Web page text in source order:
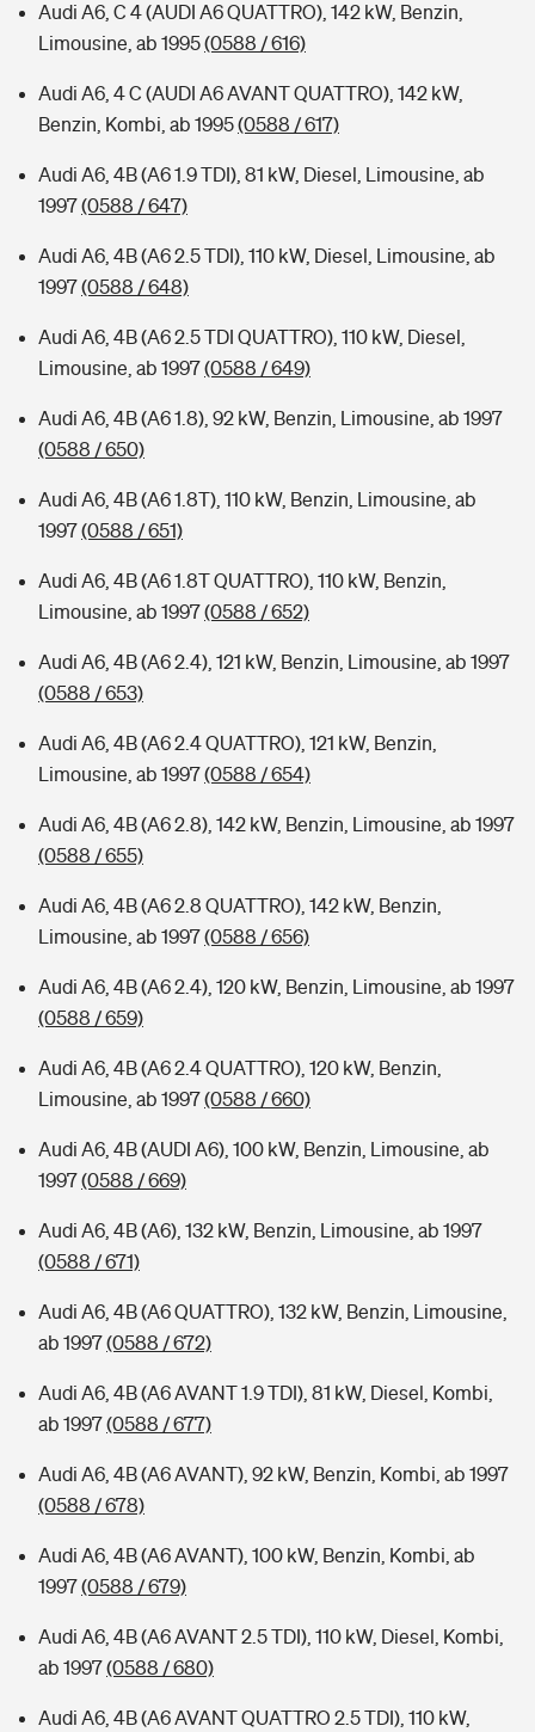
Audi A6, C 4 (AUDI A6 QUATTRO), 142 kW, Benzin,
Limousine, ab 1995(0588 / 616)
Audi A6, 4 C (AUDI A6 AVANT QUATTRO), 142 kW,
Benzin, Kombi, ab 1995(0588 / 617)
Audi A6, 4B (A6 1.9 TDI), 81 kW, Diesel, Limousine, ab
1997(0588 / 647)
Audi A6, 4B (A6 2.5 TDI), 110 kW, Diesel, Limousine, ab
1997(0588 / 648)
Audi A6, 4B (A6 2.5 TDI QUATTRO), 110 kW, Diesel,
Limousine, ab 1997(0588 / 649)
Audi A6, 4B (A6 1.8), 92 kW, Benzin, Limousine, ab 1997
(0588 / 650)
Audi A6, 4B (A6 1.8T), 110 kW, Benzin, Limousine, ab
1997(0588 / 651)
Audi A6, 4B (A6 1.8T QUATTRO), 110 kW, Benzin,
Limousine, ab 1997(0588 / 652)
Audi A6, 4B (A6 2.4), 121 kW, Benzin, Limousine, ab 1997
(0588 / 653)
Audi A6, 4B (A6 2.4 QUATTRO), 121 kW, Benzin,
Limousine, ab 1997(0588 / 654)
Audi A6, 4B (A6 2.8), 142 kW, Benzin, Limousine, ab 1997
(0588 / 655)
Audi A6, 4B (A6 2.8 QUATTRO), 142 kW, Benzin,
Limousine, ab 1997(0588 / 656)
Audi A6, 4B (A6 2.4), 120 kW, Benzin, Limousine, ab 1997
(0588 / 659)
Audi A6, 4B (A6 2.4 QUATTRO), 120 kW, Benzin,
Limousine, ab 1997(0588 / 660)
Audi A6, 4B (AUDI A6), 100 kW, Benzin, Limousine, ab
1997(0588 / 669)
Audi A6, 4B (A6), 132 kW, Benzin, Limousine, ab 1997
(0588 / 671)
Audi A6, 4B (A6 QUATTRO), 132 kW, Benzin, Limousine,
ab 1997(0588 / 672)
Audi A6, 4B (A6 AVANT 1.9 TDI), 81 kW, Diesel, Kombi,
ab 1997(0588 / 677)
Audi A6, 4B (A6 AVANT), 92 kW, Benzin, Kombi, ab 1997
(0588 / 678)
Audi A6, 4B (A6 AVANT), 100 kW, Benzin, Kombi, ab
1997(0588 / 679)
Audi A6, 4B (A6 AVANT 2.5 TDI), 110 kW, Diesel, Kombi,
ab 1997(0588 / 680)
Audi A6, 4B (A6 AVANT QUATTRO 2.5 TDI), 110 kW,